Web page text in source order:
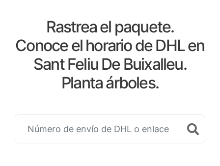
Rastrea el paquete.
Conoce el horario de DHL en
Sant Feliu De Buixalleu.
Planta árboles.